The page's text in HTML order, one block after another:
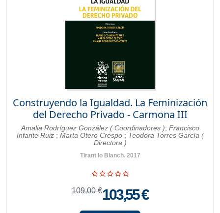
Construyendo la Igualdad. La Feminización
del Derecho Privado - Carmona III
Amalia Rodríguez González ( Coordinadores ); Francisco
Infante Ruiz ; Marta Otero Crespo ; Teodora Torres García (
Directora )
Tirant lo Blanch. 2017
109,00 €103,55 €